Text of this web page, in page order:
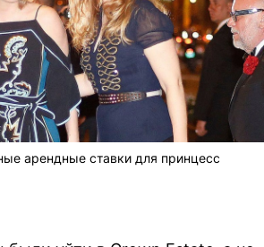
арендные ставки для принцесс